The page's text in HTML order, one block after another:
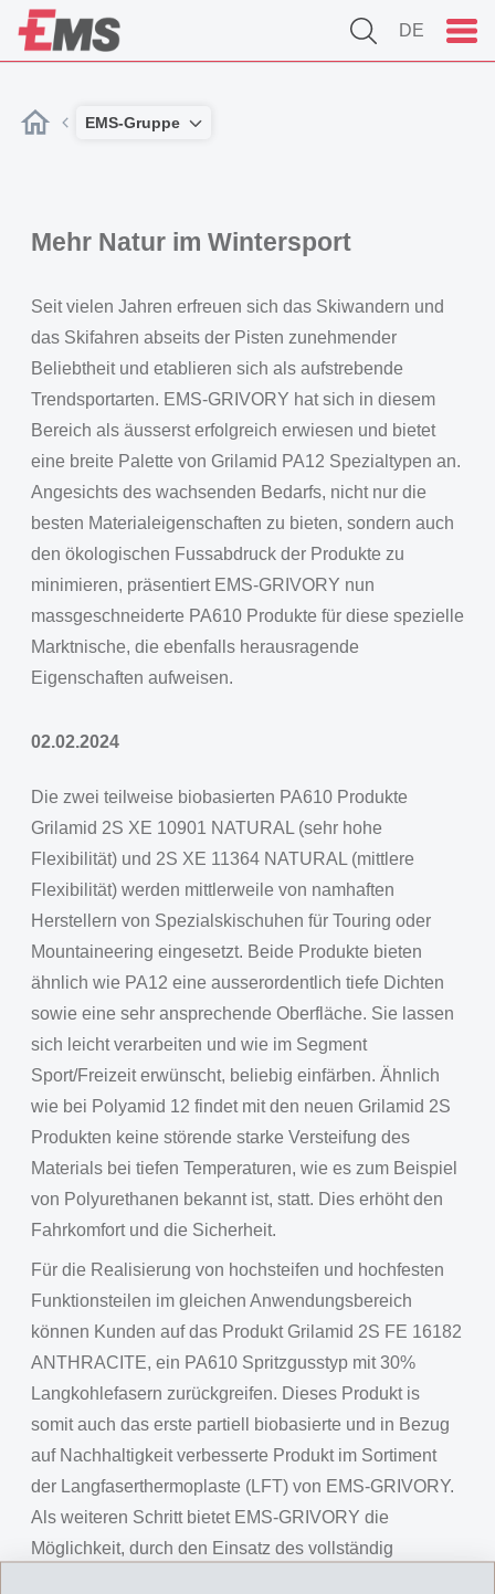
DE
EMS-Gruppe
Mehr Natur im Wintersport
Seit vielen Jahren erfreuen sich das Skiwandern und
das Skifahren abseits der Pisten zunehmender
Beliebtheit und etablieren sich als aufstrebende
Trendsportarten. EMS-GRIVORY hat sich in diesem
Bereich als äusserst erfolgreich erwiesen und bietet
eine breite Palette von Grilamid PA12 Spezialtypen an.
Angesichts des wachsenden Bedarfs, nicht nur die
besten Materialeigenschaften zu bieten, sondern auch
den ökologischen Fussabdruck der Produkte zu
minimieren, präsentiert EMS-GRIVORY nun
massgeschneiderte PA610 Produkte für diese spezielle
Marktnische, die ebenfalls herausragende
Eigenschaften aufweisen.
02.02.2024
Die zwei teilweise biobasierten PA610 Produkte
Grilamid 2S XE 10901 NATURAL (sehr hohe
Flexibilität) und 2S XE 11364 NATURAL (mittlere
Flexibilität) werden mittlerweile von namhaften
Herstellern von Spezialskischuhen für Touring oder
Mountaineering eingesetzt. Beide Produkte bieten
ähnlich wie PA12 eine ausserordentlich tiefe Dichten
sowie eine sehr ansprechende Oberfläche. Sie lassen
sich leicht verarbeiten und wie im Segment
Sport/Freizeit erwünscht, beliebig einfärben. Ähnlich
wie bei Polyamid 12 findet mit den neuen Grilamid 2S
Produkten keine störende starke Versteifung des
Materials bei tiefen Temperaturen, wie es zum Beispiel
von Polyurethanen bekannt ist, statt. Dies erhöht den
Fahrkomfort und die Sicherheit.
Für die Realisierung von hochsteifen und hochfesten
Funktionsteilen im gleichen Anwendungsbereich
können Kunden auf das Produkt Grilamid 2S FE 16182
ANTHRACITE, ein PA610 Spritzgusstyp mit 30%
Langkohlefasern zurückgreifen. Dieses Produkt is
somit auch das erste partiell biobasierte und in Bezug
auf Nachhaltigkeit verbesserte Produkt im Sortiment
der Langfaserthermoplaste (LFT) von EMS-GRIVORY.
Als weiteren Schritt bietet EMS-GRIVORY die
Möglichkeit, durch den Einsatz des vollständig